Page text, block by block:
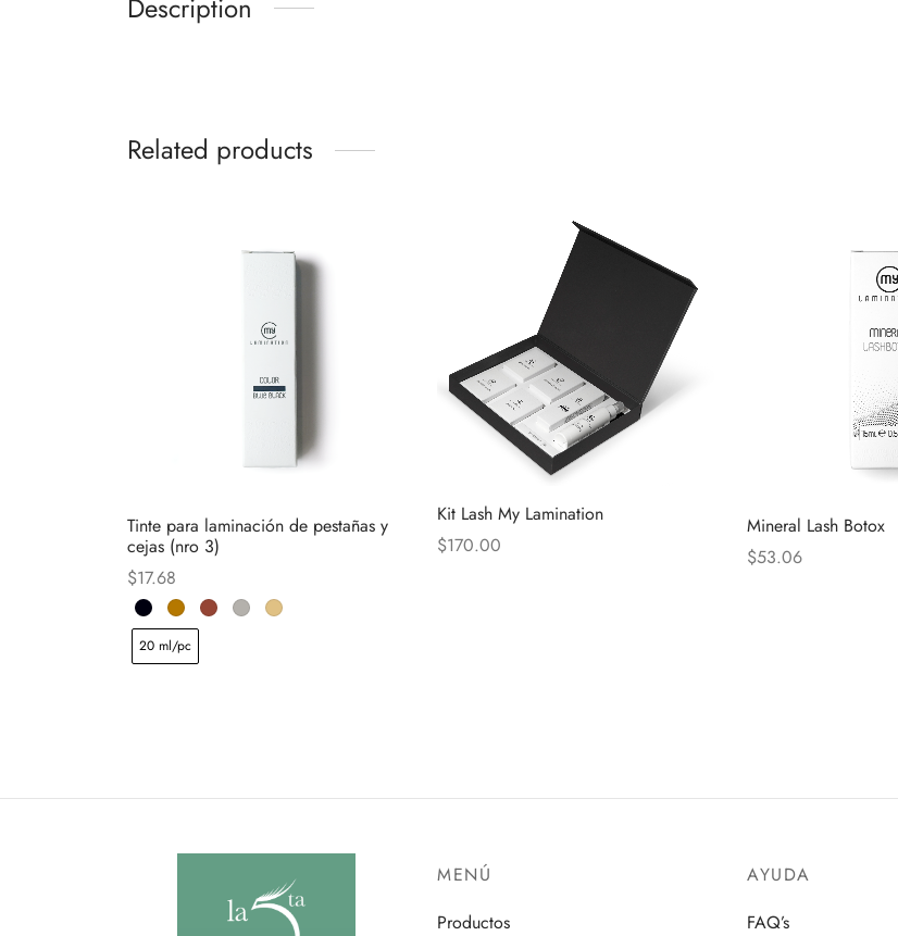
Description
Related products
Tinte para laminación de pestañas y
cejas (nro 3)
$17.68
20 ml/pc
Kit Lash My Lamination
$170.00
Mineral Lash Botox
$53.06
MENÚ
Productos
AYUDA
FAQ’s